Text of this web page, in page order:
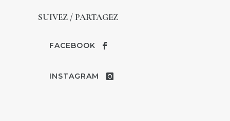
SUIVEZ / PARTAGEZ
FACEBOOK
INSTAGRAM